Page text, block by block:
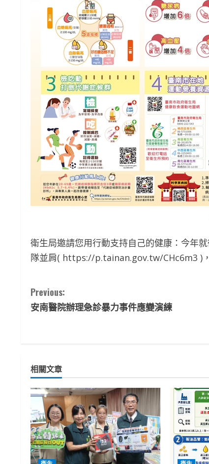
衛生局邀請您用行動支持自己的健康：今年
隊並肩( https://p.tainan.gov.tw/CHc6m3 )
C
o
i
n
u
e
R
Previous:
安南醫院辦理急診暴力事件應變演練
相關文章